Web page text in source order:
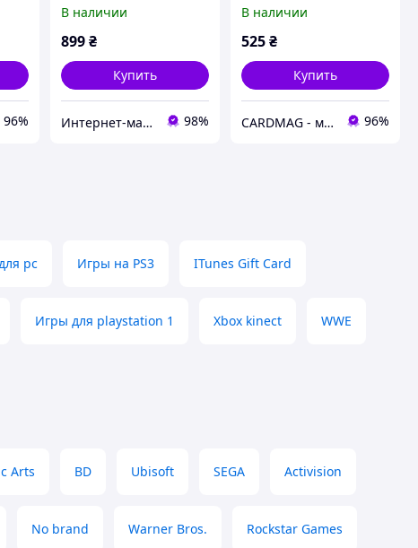
96%
В наличии
899 ₴
Купить
Интернет-магазин "Lucky Buyer" 98%
В наличии
525₴
Купить
CARDMAG - мультивалютный платежный сервис 96%
pc Игры на PS3 ITunes Gift Card
Игры для playstation 1 Xbox kinect WWE
Arts BD Ubisoft SEGA Activision
No brand Warner Bros. Rockstar Games